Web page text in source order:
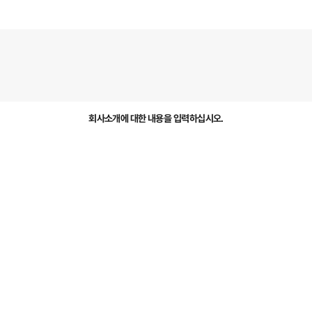
회사소개에 대한 내용을 입력하십시오.